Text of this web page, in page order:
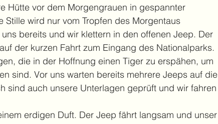
Hütte vor dem Morgengrauen in gespannter
Stille wird nur vom Tropfen des Morgentaus
bereits und wir klettern in den offenen Jeep. Der
der kurzen Fahrt zum Eingang des Nationalparks.
die in der Hoffnung einen Tiger zu erspähen, um
sind. Vor uns warten bereits mehrere Jeeps auf die
sind auch unsere Unterlagen geprüft und wir fahren
erdigen Duft. Der Jeep fährt langsam und unser